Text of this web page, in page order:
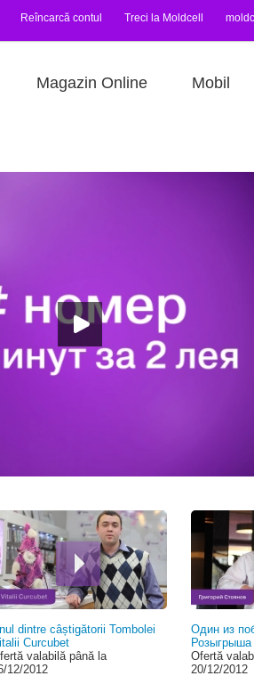
Reîncarcă contul Treci la Moldcell
Magazin Online Mobil
dintre câștigătorii Tombolei
Curcubet
valabilă până la
12/2012
Один из
Розыгрыша
Ofertă
20/12/2012